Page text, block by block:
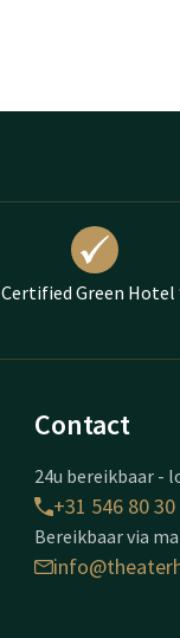
Certified Green Hotel
Contact
24u bereikbaar -
+31 546 80
Bereikbaar via